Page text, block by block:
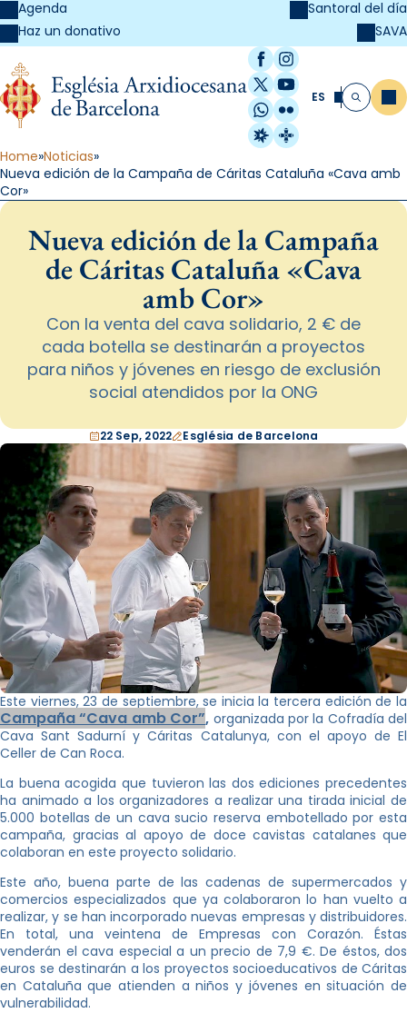
Agenda
Haz un donativo
Santoral del día
SAVA
Facebook
Instagram
X / Twitter
YouTube
WhatsApp
Flickr
Radio Estel
Catalunya
ES Buscar
Home Noticias
Nueva edición de la Campaña de Cáritas Cataluña «Cava amb
Cor»
Nueva edición de la Campaña
de Cáritas Cataluña «Cava
amb Cor»
Con la venta del cava solidario, 2 € de
cada botella se destinarán a proyectos
para niños y jóvenes en riesgo de exclusión
social atendidos por la ONG
22 Sep, 2022 Església de Barcelona
Este viernes, 23 de septiembre, se inicia la tercera edición de la
Campaña “Cava amb Cor”, organizada por la Cofradía del
Cava Sant Sadurní y Cáritas Catalunya, con el apoyo de El
Celler de Can Roca.
La buena acogida que tuvieron las dos ediciones precedentes
ha animado a los organizadores a realizar una tirada inicial de
5.000 botellas de un cava sucio reserva embotellado por esta
campaña, gracias al apoyo de doce cavistas catalanes que
colaboran en este proyecto solidario.
Este año, buena parte de las cadenas de supermercados y
comercios especializados que ya colaboraron lo han vuelto a
realizar, y se han incorporado nuevas empresas y distribuidores.
En total, una veintena de Empresas con Corazón. Éstas
venderán el cava especial a un precio de 7,9 €. De éstos, dos
euros se destinarán a los proyectos socioeducativos de Cáritas
en Cataluña que atienden a niños y jóvenes en situación de
vulnerabilidad.